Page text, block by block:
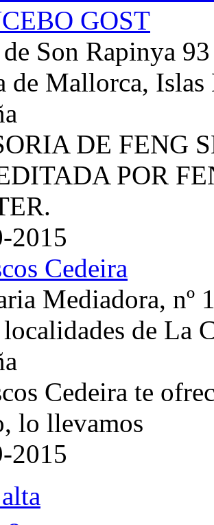
GOST
Son Rapinya 93
de Mallorca, Islas
DE FENG
POR
2015
Cedeira
Mediadora, nº
de La
Cedeira te
lo llevamos
2015